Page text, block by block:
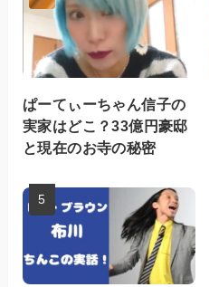
ぱーてぃーちゃん信子の
実家はどこ？33億円豪邸
と現在のお寺の秘密